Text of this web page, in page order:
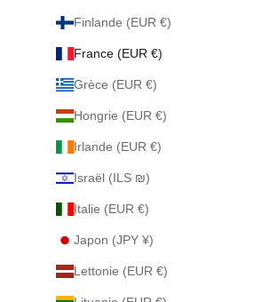
Finlande (EUR €)
France (EUR €)
Grèce (EUR €)
Hongrie (EUR €)
Irlande (EUR €)
Israël (ILS ₪)
Italie (EUR €)
Japon (JPY ¥)
Lettonie (EUR €)